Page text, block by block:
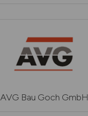
AVG Bau Goch GmbH